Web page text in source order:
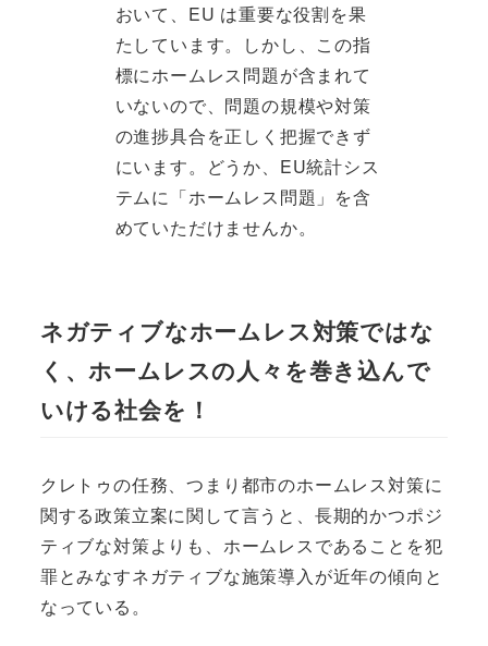
おいて、EU は重要な役割を果
たしています。しかし、この指
標にホームレス問題が含まれて
いないので、問題の規模や対策
の進捗具合を正しく把握できず
にいます。どうか、EU統計シス
テムに「ホームレス問題」を含
めていただけませんか。
ネガティブなホームレス対策ではな
く、ホームレスの人々を巻き込んで
いける社会を！
クレトゥの任務、つまり都市のホームレス対策に
関する政策立案に関して言うと、長期的かつポジ
ティブな対策よりも、ホームレスであることを犯
罪とみなすネガティブな施策導入が近年の傾向と
なっている。